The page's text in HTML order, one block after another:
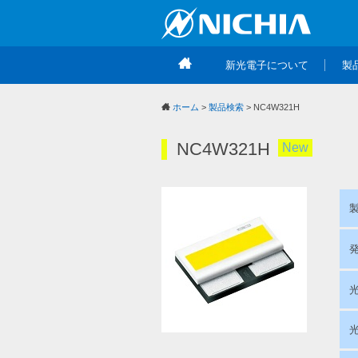
新光電子について 製
ホーム > 製品検索 > NC4W321H
NC4W321H New